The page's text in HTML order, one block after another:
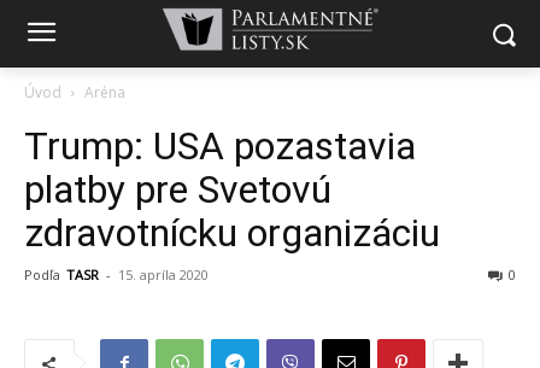
Úvod Aréna
Trump: USA pozastavia
platby pre Svetovú
zdravotnícku organizáciu
Podľa TASR - 15. apríla 2020 0